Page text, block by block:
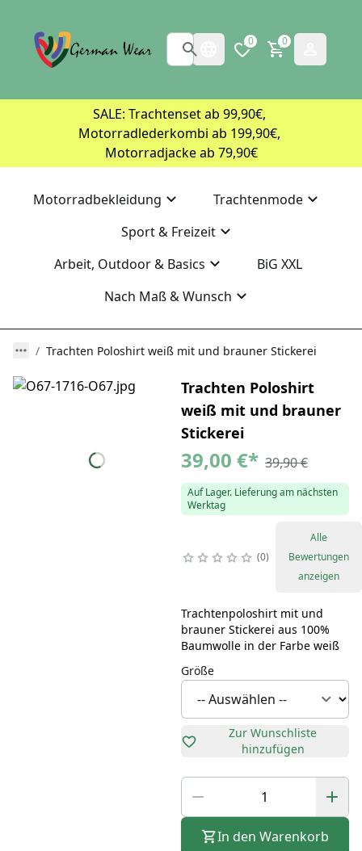
0 0
SALE: Trachtenset ab 99,90€,
Motorradlederkombi ab 199,90€,
Motorradjacke ab 79,90€
Motorradbekleidung
Trachtenmode
Sport & Freizeit
Arbeit, Outdoor & Basics
BiG XXL
Nach Maß & Wunsch
Trachten Poloshirt weiß mit und brauner Stickerei
Trachten Poloshirt
weiß mit und brauner
Stickerei
39,00 €* 39,90 €
Auf Lager. Lieferung am nächsten
Werktag
0
Alle
Bewertungen
anzeigen
Trachtenpoloshirt mit und
brauner Stickerei aus 100%
Baumwolle in der Farbe weiß
Größe
Zur Wunschliste
hinzufügen
In den Warenkorb